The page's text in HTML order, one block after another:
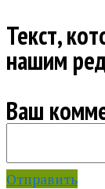
Текст,
нашим
Ваш
Отправить